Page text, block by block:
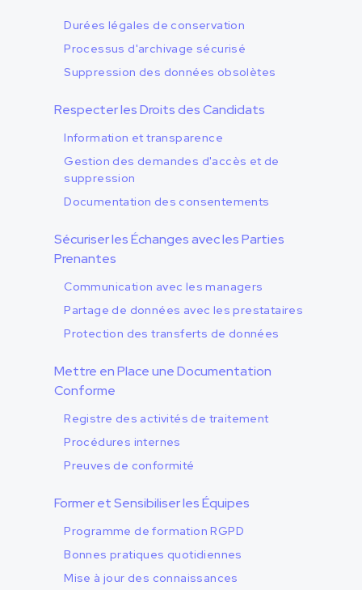
Durées légales de conservation
Processus d'archivage sécurisé
Suppression des données obsolètes
Respecter les Droits des Candidats
Information et transparence
Gestion des demandes d'accès et de
suppression
Documentation des consentements
Sécuriser les Échanges avec les Parties
Prenantes
Communication avec les managers
Partage de données avec les prestataires
Protection des transferts de données
Mettre en Place une Documentation
Conforme
Registre des activités de traitement
Procédures internes
Preuves de conformité
Former et Sensibiliser les Équipes
Programme de formation RGPD
Bonnes pratiques quotidiennes
Mise à jour des connaissances